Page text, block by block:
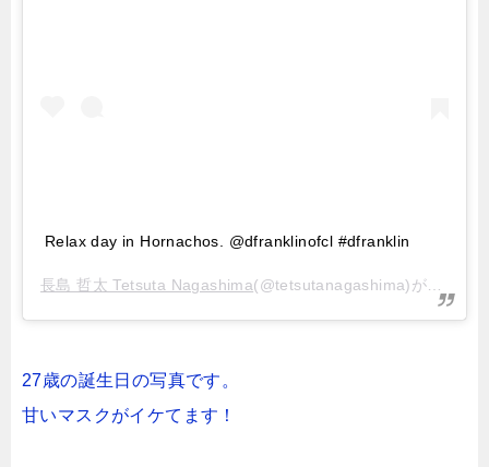
Relax day in Hornachos. @dfranklinofcl #dfranklin
長島 哲太 Tetsuta Nagashima(@tetsutanagashima)がシェアした投稿 –
27歳の誕生日の写真です。
甘いマスクがイケてます！